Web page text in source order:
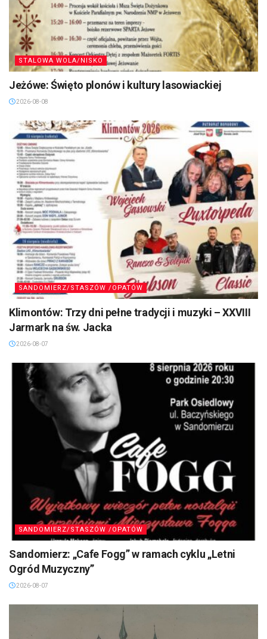
STALOWA WOLA/NISKO
Jeżówe: Święto plonów i kultury lasowiackiej
2026-08-08
SANDOMIERZ/STASZÓW /OPATÓW
Klimontów: Trzy dni pełne tradycji i muzyki – XXVIII
Jarmark na św. Jacka
2026-08-07
SANDOMIERZ/STASZÓW /OPATÓW
Sandomierz: „Cafe Fogg” w ramach cyklu „Letni
Ogród Muzyczny”
2026-08-07